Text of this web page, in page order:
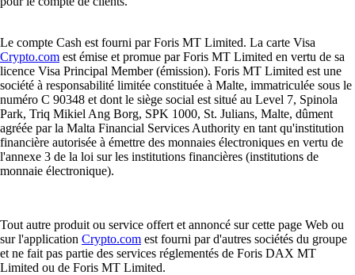
Le compte Cash est fourni par Foris MT Limited. La carte Visa
Crypto.com est émise et promue par Foris MT Limited en vertu de sa
licence Visa Principal Member (émission). Foris MT Limited est une
société à responsabilité limitée constituée à Malte, immatriculée sous le
numéro C 90348 et dont le siège social est situé au Level 7, Spinola
Park, Triq Mikiel Ang Borg, SPK 1000, St. Julians, Malte, dûment
agréée par la Malta Financial Services Authority en tant qu'institution
financière autorisée à émettre des monnaies électroniques en vertu de
l'annexe 3 de la loi sur les institutions financières (institutions de
monnaie électronique).
Tout autre produit ou service offert et annoncé sur cette page Web ou
sur l'application Crypto.com est fourni par d'autres sociétés du groupe
et ne fait pas partie des services réglementés de Foris DAX MT
Limited ou de Foris MT Limited.